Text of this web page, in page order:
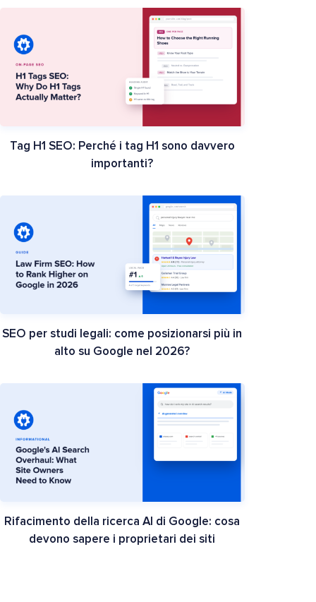
Tag H1 SEO: Perché i tag H1 sono davvero
importanti?
SEO per studi legali: come posizionarsi più in
alto su Google nel 2026?
Rifacimento della ricerca AI di Google: cosa
devono sapere i proprietari dei siti